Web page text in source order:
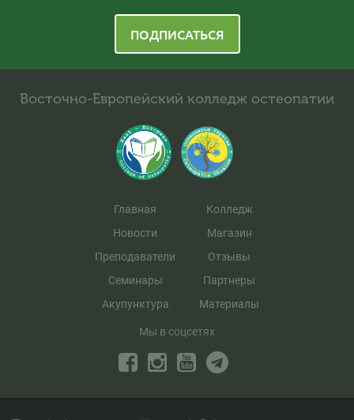
ПОДПИСАТЬСЯ
Восточно-Европейский колледж остеопатии
Главная
Новости
Преподаватели
Семинары
Акупунктура
Колледж
Магазин
Отзывы
Партнеры
Материалы
Мы в соцсетях